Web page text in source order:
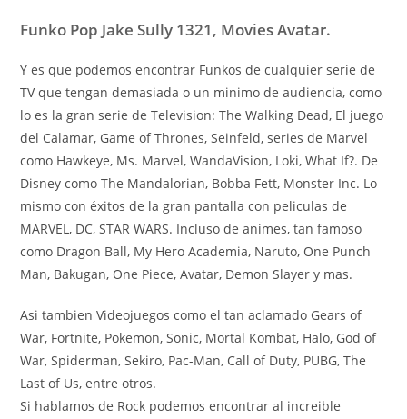
Funko Pop Jake Sully 1321, Movies Avatar.
Y es que podemos encontrar Funkos de cualquier serie de
TV que tengan demasiada o un minimo de audiencia, como
lo es la gran serie de Television: The Walking Dead, El juego
del Calamar, Game of Thrones, Seinfeld, series de Marvel
como Hawkeye, Ms. Marvel, WandaVision, Loki, What If?. De
Disney como The Mandalorian, Bobba Fett, Monster Inc. Lo
mismo con éxitos de la gran pantalla con peliculas de
MARVEL, DC, STAR WARS. Incluso de animes, tan famoso
como Dragon Ball, My Hero Academia, Naruto, One Punch
Man, Bakugan, One Piece, Avatar, Demon Slayer y mas.
Asi tambien Videojuegos como el tan aclamado Gears of
War, Fortnite, Pokemon, Sonic, Mortal Kombat, Halo, God of
War, Spiderman, Sekiro, Pac-Man, Call of Duty, PUBG, The
Last of Us, entre otros.
Si hablamos de Rock podemos encontrar al increible